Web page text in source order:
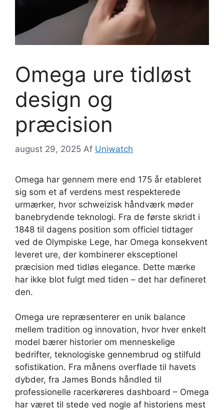
Omega ure tidløst
design og
præcision
august 29, 2025 Af Uniwatch
Omega har gennem mere end 175 år etableret
sig som et af verdens mest respekterede
urmærker, hvor schweizisk håndværk møder
banebrydende teknologi. Fra de første skridt i
1848 til dagens position som officiel tidtager
ved de Olympiske Lege, har Omega konsekvent
leveret ure, der kombinerer eksceptionel
præcision med tidløs elegance. Dette mærke
har ikke blot fulgt med tiden – det har defineret
den.
Omega ure repræsenterer en unik balance
mellem tradition og innovation, hvor hver enkelt
model bærer historier om menneskelige
bedrifter, teknologiske gennembrud og stilfuld
sofistikation. Fra månens overflade til havets
dybder, fra James Bonds håndled til
professionelle racerkøreres dashboard – Omega
har været til stede ved nogle af historiens mest